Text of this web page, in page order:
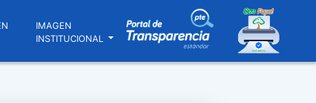
IMAGEN
INSTITUCIONAL